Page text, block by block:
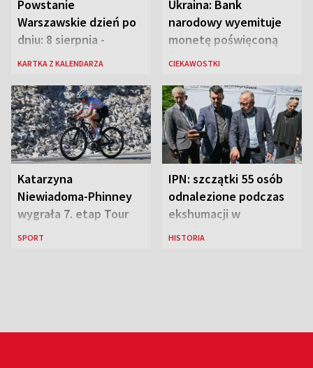
Powstanie
Warszawskie dzień po
dniu: 8 sierpnia -
rozbrzmiewa radio
„Antka Rozpylacza”
KARTKA Z KALENDARZA
Ukraina: Bank
narodowy wyemituje
monetę poświęconą
św. Janowi Pawłowi II
CIEKAWOSTKI
Katarzyna
Niewiadoma-Phinney
wygrała 7. etap Tour
de France i została
SPORT
IPN: szczątki 55 osób
odnalezione podczas
ekshumacji w
Ostrówkach i Woli
HISTORIA